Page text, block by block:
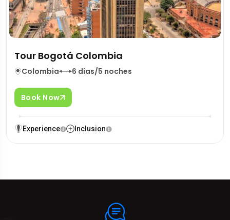
Tour Bogotá Colombia
Colombia 6 días/5 noches
Book Now
Experience Inclusion